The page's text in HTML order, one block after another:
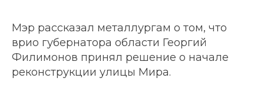
Мэр рассказал металлургам о том, что
врио губернатора области Георгий
Филимонов принял решение о начале
реконструкции улицы Мира.